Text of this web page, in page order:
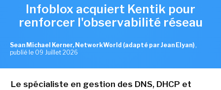
Infoblox acquiert Kentik pour
renforcer l'observabilité réseau
Sean Michael Kerner, NetworkWorld (adapté par Jean Elyan) ,
publié le 09 Juillet 2026
Le spécialiste en gestion des DNS, DHCP et